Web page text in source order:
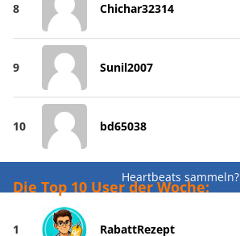
8 Chichar32314
9 Sunil2007
10 bd65038
Heartbeats sammeln?
Die Top 10 User der Woche:
1 RabattRezept